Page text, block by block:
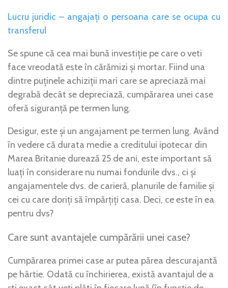
Lucru juridic – angajați o persoana care se ocupa cu
transferul
Se spune că cea mai bună investiție pe care o veti
face vreodată este în cărămizi și mortar. Fiind una
dintre puținele achiziții mari care se apreciază mai
degrabă decât se depreciază, cumpărarea unei case
oferă siguranță pe termen lung.
Desigur, este și un angajament pe termen lung. Având
în vedere că durata medie a creditului ipotecar din
Marea Britanie durează 25 de ani, este important să
luați în considerare nu numai fondurile dvs., ci și
angajamentele dvs. de carieră, planurile de familie și
cei cu care doriți să împărțiți casa. Deci, ce este în ea
pentru dvs?
Care sunt avantajele cumpărării unei case?
Cumpărarea primei case ar putea părea descurajantă
pe hârtie. Odată cu închirierea, există avantajul de a